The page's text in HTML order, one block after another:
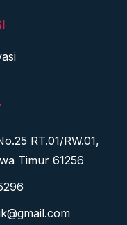
RT.01/RW.01,
Timur 61256